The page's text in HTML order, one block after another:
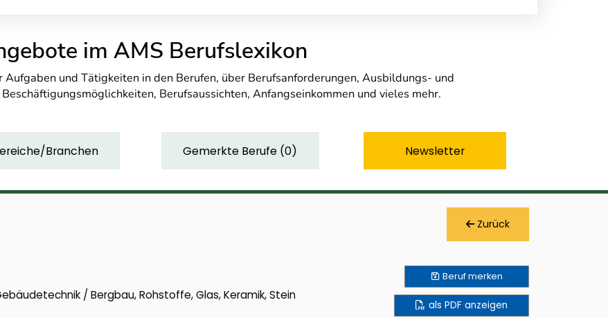
im AMS Berufslexikon
und Tätigkeiten in den Berufen, über Berufsanforderungen, Ausbildungs- und
Berufsaussichten, Anfangseinkommen und vieles mehr.
Branchen Gemerkte Berufe (0) Newsletter
Zurück
/ Bergbau, Rohstoffe, Glas, Keramik, Stein
Berufmerken
als PDF anzeigen